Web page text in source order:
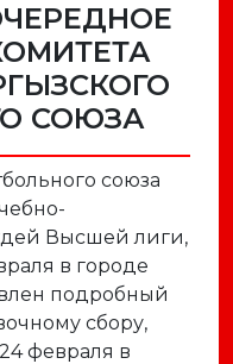
СОЮЗА
союза
Высшей лиги,
в городе
подробный
сбору,
февраля в